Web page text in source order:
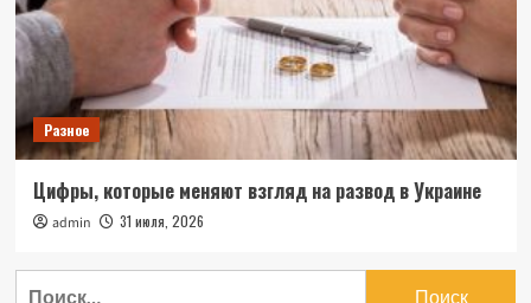
Разное
Цифры, которые меняют взгляд на развод в Украине
admin 31 июля, 2026